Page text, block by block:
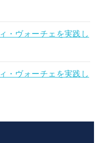
・ヴォーチェを実践し
・ヴォーチェを実践し